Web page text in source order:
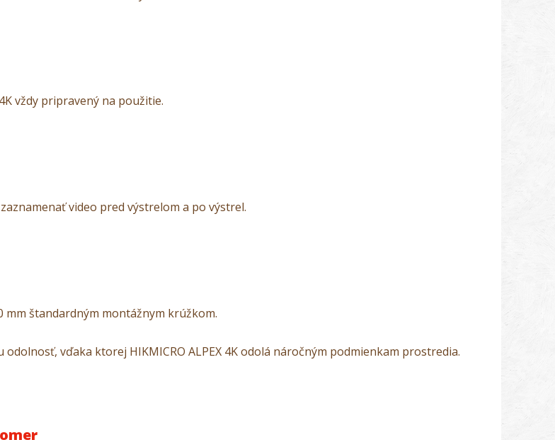
vždy pripravený na použitie.
video pred výstrelom a po výstrel.
mm štandardným montážnym krúžkom.
vďaka ktorej HIKMICRO ALPEX 4K odolá náročným podmienkam prostredia.